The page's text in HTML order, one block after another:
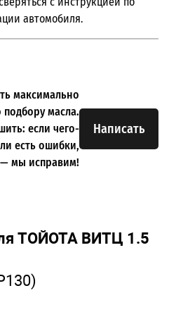
автомобиля.
Написать
максимально
подбору масла.
если чего-
есть ошибки,
мы исправим!
ТОЙОТА ВИТЦ 1.5